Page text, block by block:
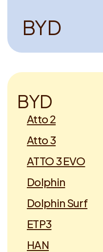
BYD
BYD
Atto 2
Atto 3
ATTO 3 EVO
Dolphin
Dolphin Surf
ETP3
HAN